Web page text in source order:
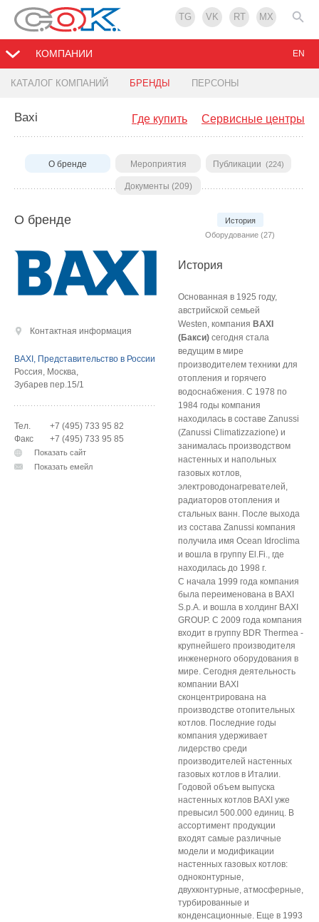
TG VK RT MX
КОМПАНИИ
КАТАЛОГ КОМПАНИЙ БРЕНДЫ ПЕРСОНЫ
EN
Сервисные центры
Где купить
Baxi
О бренде Мероприятия Публикации (224)
Документы (209)
О бренде
История
Оборудование (27)
Контактная информация
BAXI, Представительство в России
Россия, Москва,
Зубарев пер.15/1
Тел.
+7 (495) 733 95 82
Факс
+7 (495) 733 95 85
Показать сайт
Показать емейл
История
Основанная в 1925 году,
австрийской семьей
Westen, компания BAXI
(Бакси) сегодня стала
ведущим в мире
производителем техники для
отопления и горячего
водоснабжения. С 1978 по
1984 годы компания
находилась в составе Zanussi
(Zanussi Climatizzazione) и
занималась производством
настенных и напольных
газовых котлов,
электроводонагревателей,
радиаторов отопления и
стальных ванн. После выхода
из состава Zanussi компания
получила имя Ocean Idroclima
и вошла в группу El.Fi., где
находилась до 1998 г.
С начала 1999 года компания
была переименована в BAXI
S.p.A. и вошла в холдинг BAXI
GROUP. С 2009 года компания
входит в группу BDR Thermea -
крупнейшего производителя
инженерного оборудования в
мире. Сегодня деятельность
компании BAXI
сконцентрирована на
производстве отопительных
котлов. Последние годы
компания удерживает
лидерство среди
производителей настенных
газовых котлов в Италии.
Годовой объем выпуска
настенных котлов BAXI уже
превысил 500.000 единиц. В
ассортимент продукции
входят самые различные
модели и модификации
настенных газовых котлов:
одноконтурные,
двухконтурные, атмосферные,
турбированные и
конденсационные. Еще в 1993